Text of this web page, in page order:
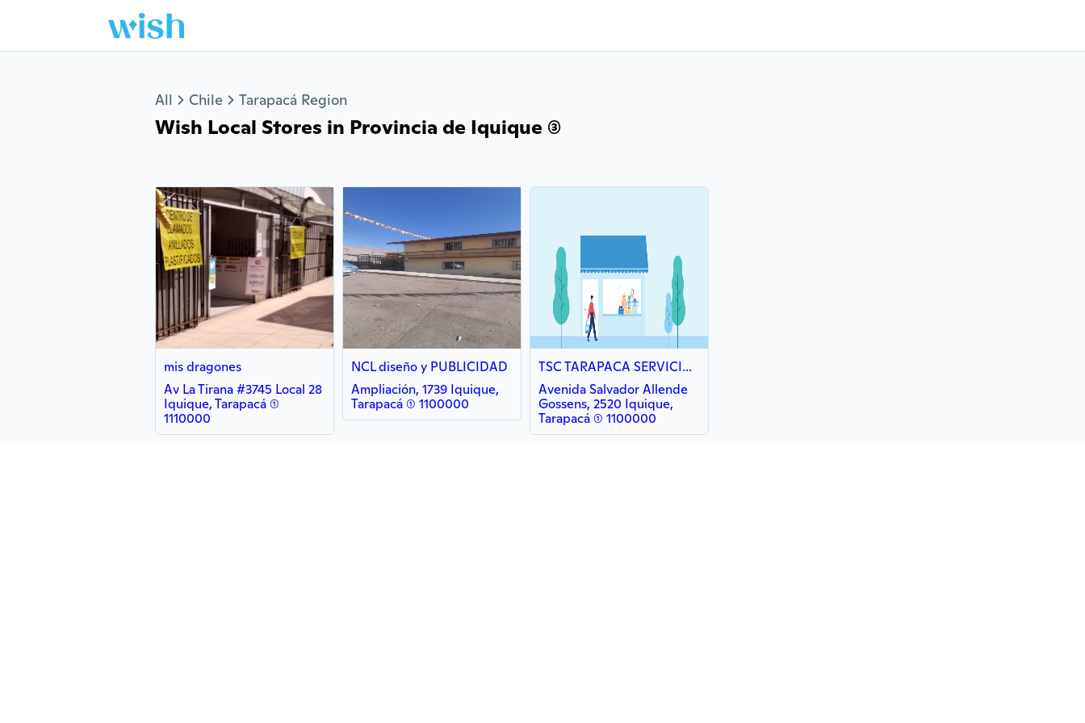
All Chile Tarapacá Region
Wish Local Stores in Provincia de Iquique (3)
mis dragones
Av La Tirana #3745 Local 28
Iquique, Tarapacá (1)
1110000
NCL diseño y PUBLICIDAD
Ampliación, 1739 Iquique,
Tarapacá (1) 1100000
TSC TARAPACA SERVICIOS COMPUTACIONALES
Avenida Salvador Allende
Gossens, 2520 Iquique,
Tarapacá (1) 1100000